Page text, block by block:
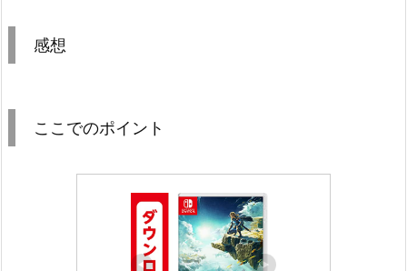
感想
ここでのポイント